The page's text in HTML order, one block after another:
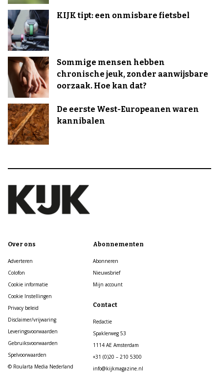
KIJK tipt: een onmisbare fietsbel
Sommige mensen hebben
chronische jeuk, zonder aanwijsbare
oorzaak. Hoe kan dat?
De eerste West-Europeanen waren
kannibalen
Over ons
Adverteren
Colofon
Cookie informatie
Cookie Instellingen
Privacy beleid
Disclaimer/vrijwaring
Leveringsvoorwaarden
Gebruiksvoorwaarden
Spelvoorwaarden
© Roularta Media Nederland
Abonnementen
Abonneren
Nieuwsbrief
Mijn account
Contact
Redactie
Spaklerweg 53
1114 AE Amsterdam
+31 (0)20 – 210 5300
info@kijkmagazine.nl